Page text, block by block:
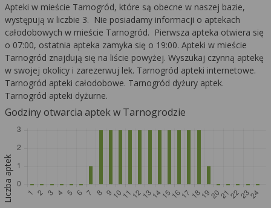
Apteki w mieście Tarnogród, które są obecne w naszej bazie,
występują w liczbie 3. Nie posiadamy informacji o aptekach
całodobowych w mieście Tarnogród. Pierwsza apteka otwiera się
o 07:00, ostatnia apteka zamyka się o 19:00. Apteki w mieście
Tarnogród znajdują się na liście powyżej. Wyszukaj czynną aptekę
w swojej okolicy i zarezerwuj lek. Tarnogród apteki internetowe.
Tarnogród apteki całodobowe. Tarnogród dyżury aptek.
Tarnogród apteki dyżurne.
Godziny otwarcia aptek w Tarnogrodzie
Liczba aptek